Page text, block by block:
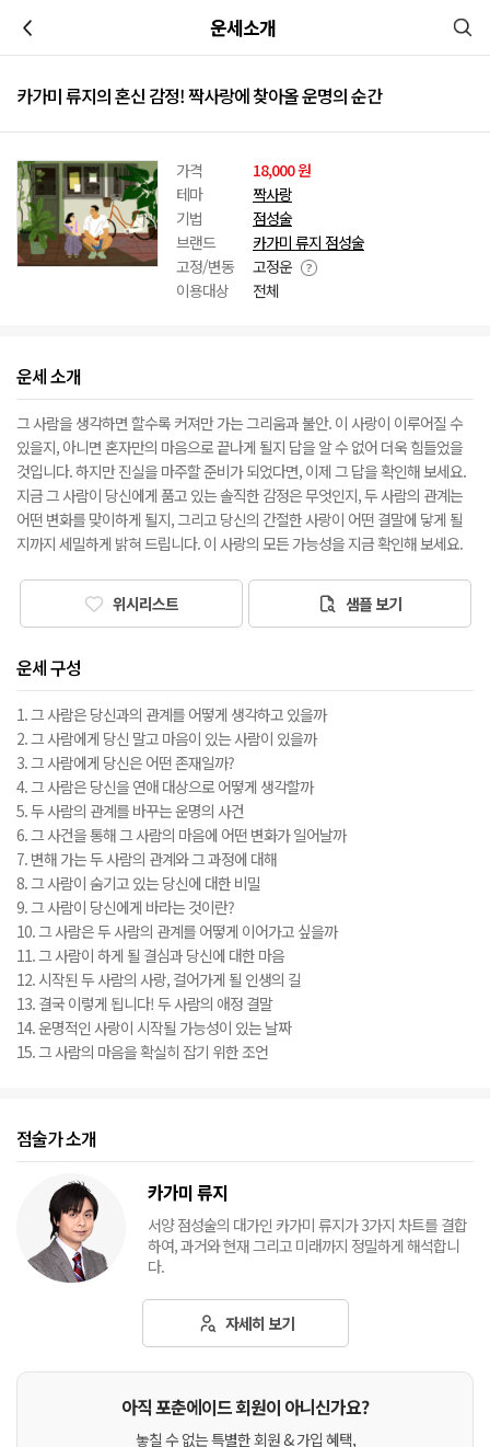
운세소개
카가미 류지의 혼신 감정! 짝사랑에 찾아올 운명의 순간
가격
18,000 원
테마
짝사랑
기법
점성술
브랜드
카가미 류지 점성술
고정/변동
고정운
이용대상
전체
운세 소개
그 사람을 생각하면 할수록 커져만 가는 그리움과 불안. 이 사랑이 이루어질 수
있을지, 아니면 혼자만의 마음으로 끝나게 될지 답을 알 수 없어 더욱 힘들었을
것입니다. 하지만 진실을 마주할 준비가 되었다면, 이제 그 답을 확인해 보세요.
지금 그 사람이 당신에게 품고 있는 솔직한 감정은 무엇인지, 두 사람의 관계는
어떤 변화를 맞이하게 될지, 그리고 당신의 간절한 사랑이 어떤 결말에 닿게 될
지까지 세밀하게 밝혀 드립니다. 이 사랑의 모든 가능성을 지금 확인해 보세요.
위시리스트 샘플 보기
운세 구성
1. 그 사람은 당신과의 관계를 어떻게 생각하고 있을까
2. 그 사람에게 당신 말고 마음이 있는 사람이 있을까
3. 그 사람에게 당신은 어떤 존재일까?
4. 그 사람은 당신을 연애 대상으로 어떻게 생각할까
5. 두 사람의 관계를 바꾸는 운명의 사건
6. 그 사건을 통해 그 사람의 마음에 어떤 변화가 일어날까
7. 변해 가는 두 사람의 관계와 그 과정에 대해
8. 그 사람이 숨기고 있는 당신에 대한 비밀
9. 그 사람이 당신에게 바라는 것이란?
10. 그 사람은 두 사람의 관계를 어떻게 이어가고 싶을까
11. 그 사람이 하게 될 결심과 당신에 대한 마음
12. 시작된 두 사람의 사랑, 걸어가게 될 인생의 길
13. 결국 이렇게 됩니다! 두 사람의 애정 결말
14. 운명적인 사랑이 시작될 가능성이 있는 날짜
15. 그 사람의 마음을 확실히 잡기 위한 조언
점술가 소개
카가미 류지
서양 점성술의 대가인 카가미 류지가 3가지 차트를 결합
하여, 과거와 현재 그리고 미래까지 정밀하게 해석합니
다.
자세히 보기
아직 포춘에이드 회원이 아니신가요?
놓칠 수 없는 특별한 회원 & 가입 혜택,